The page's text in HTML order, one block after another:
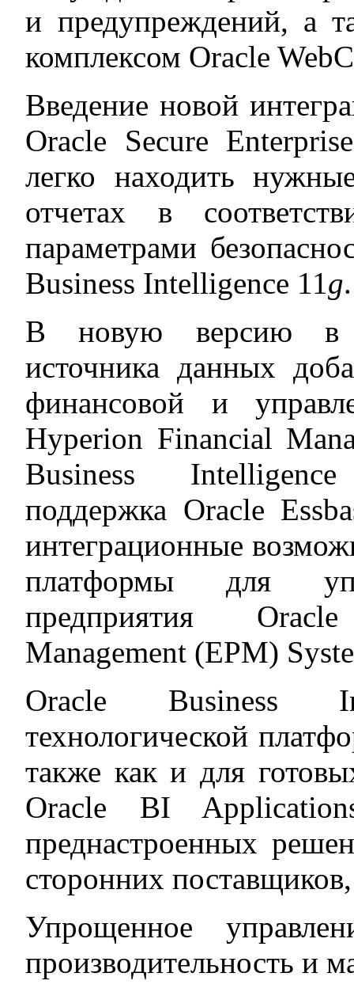
и предупреждений, а
комплексом Oracle
Введение новой
Oracle Secure
легко находить
отчетах в
параметрами
Business Intelligence 11g.
В новую версию в
источника данных
финансовой и
Hyperion Financial
Business
поддержка Oracle
интеграционные
платформы для
предприятия
Management (EPM)
Oracle Business
технологической
также как и для
Oracle BI
преднастроенных
сторонних
Упрощенное
производительность и